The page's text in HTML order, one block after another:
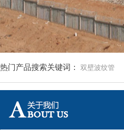
热门产品搜索关键词： 双壁波纹管